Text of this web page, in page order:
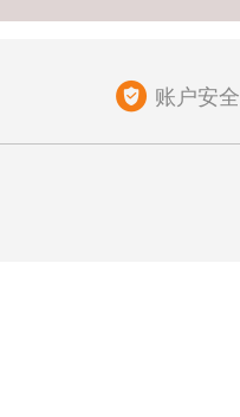
账户安全